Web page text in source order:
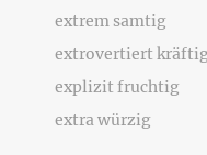
extrem samtig
extrovertiert
explizit fruchtig
extra würzig